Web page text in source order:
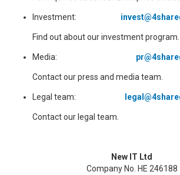
Investment:
Find out about our investment program.
Media:
Contact our press and media team.
Legal team:
Contact our legal team.
New IT Ltd
Company No. HE 246188